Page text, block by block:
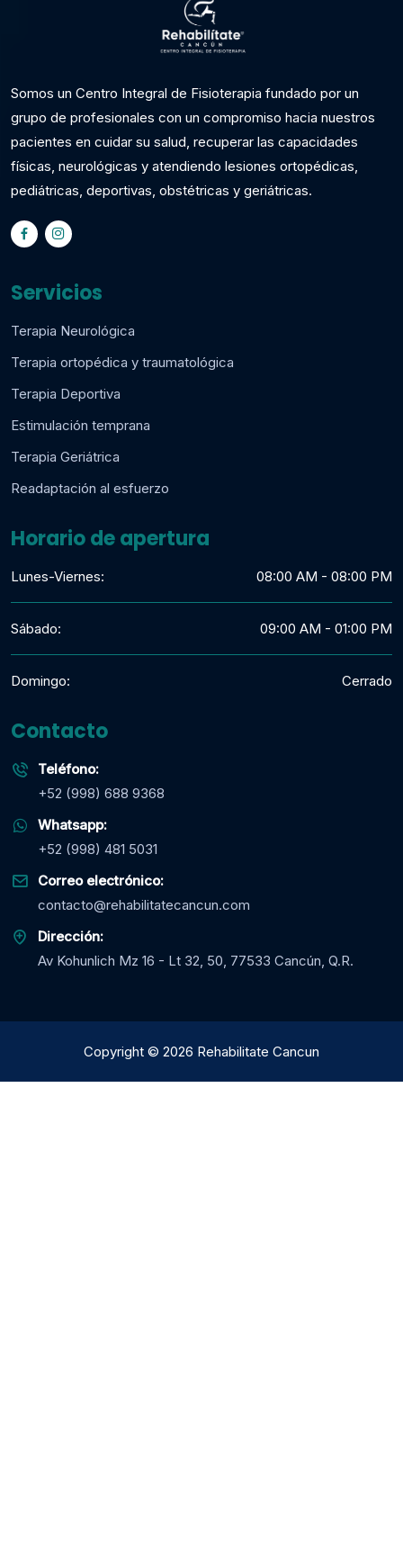
Somos un Centro Integral de Fisioterapia fundado por un
grupo de profesionales con un compromiso hacia nuestros
pacientes en cuidar su salud, recuperar las capacidades
físicas, neurológicas y atendiendo lesiones ortopédicas,
pediátricas, deportivas, obstétricas y geriátricas.
Servicios
Terapia Neurológica
Terapia ortopédica y traumatológica
Terapia Deportiva
Estimulación temprana
Terapia Geriátrica
Readaptación al esfuerzo
Horario de apertura
Lunes-Viernes: 08:00 AM - 08:00 PM
Sábado: 09:00 AM - 01:00 PM
Domingo: Cerrado
Contacto
Teléfono:
+52 (998) 688 9368
Whatsapp:
+52 (998) 481 5031
Correo electrónico:
contacto@rehabilitatecancun.com
Dirección:
Av Kohunlich Mz 16 - Lt 32, 50, 77533 Cancún, Q.R.
Copyright © 2026 Rehabilitate Cancun